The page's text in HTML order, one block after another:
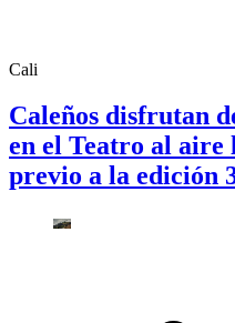
Cali
Caleños disfrutan
en el Teatro al
previo a la edición